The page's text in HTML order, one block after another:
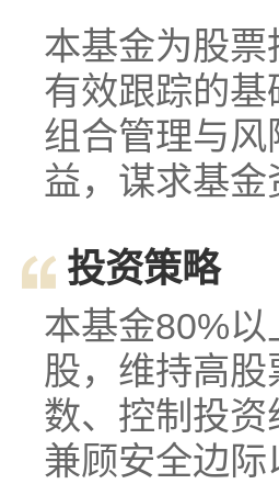
本基金为股
有效跟踪的
组合管理与
益，谋求基
投资策略
本基金80%
股，维持高
数、控制投
兼顾安全边